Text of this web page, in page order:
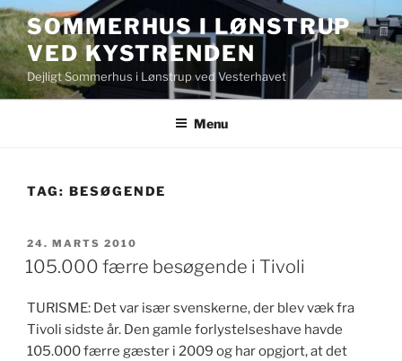
Videre
til
indhold
SOMMERHUS I LØNSTRUP
VED KYSTRENDEN
Dejligt Sommerhus i Lønstrup ved Vesterhavet
Menu
TAG: BESØGENDE
UDGIVET
DEN
24. MARTS 2010
105.000 færre besøgende i Tivoli
TURISME: Det var især svenskerne, der blev væk fra
Tivoli sidste år. Den gamle forlystelseshave havde
105.000 færre gæster i 2009 og har opgjort, at det